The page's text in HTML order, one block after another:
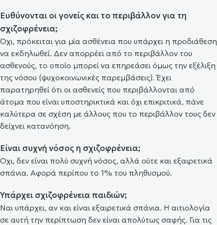
Ευθύνονται οι γονείς και το περιβάλλον για τη
σχιζοφρένεια;
Όχι, πρόκειται για μία ασθένεια που υπάρχει η προδιάθεση
να εκδηλωθεί. Δεν απορρέει από το περιβάλλον του
ασθενούς, το οποίο μπορεί να επηρεάσει όμως την εξέλιξη
της νόσου (ψυχοκοινωνικές παρεμβάσεις). Έχει
παρατηρηθεί ότι οι ασθενείς που περιβάλλονται από
άτομα που είναι υποστηρικτικά και όχι επικριτικά, πάνε
καλύτερα σε σχέση με άλλους που το περιβάλλον τους δεν
δείχνει κατανόηση.
Είναι συχνή νόσος η σχιζοφρένεια;
Όχι, δεν είναι πολύ συχνή νόσος, αλλά ούτε και εξαιρετικά
σπάνια. Αφορά περίπου το 1% του πληθυσμού.
Υπάρχει σχιζοφρένεια παιδιών;
Ναι υπάρχει, αν και είναι εξαιρετικά σπάνια. Η αιτιολογία
σε αυτή την περίπτωση δεν είναι απολύτως σαφής. Για τις